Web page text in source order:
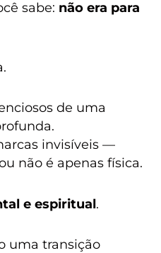
sabe: não era para
de uma
invisíveis —
não é apenas física.
e espiritual.
uma transição